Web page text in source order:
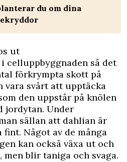
du om dina
ut
celluppbyggnaden så det
förkrympta skott på
vara svårt att upptäcka
den uppstår på knölen
jordytan. Under
sällan att dahlian är
fint. Något av de många
kan också växa ut och
men blir taniga och svaga.